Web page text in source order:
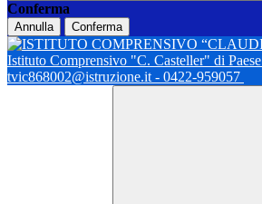
Conferma
Annulla Conferma
Istituto Comprensivo "C. Casteller" di Paese
tvic868002@istruzione.it - 0422-959057